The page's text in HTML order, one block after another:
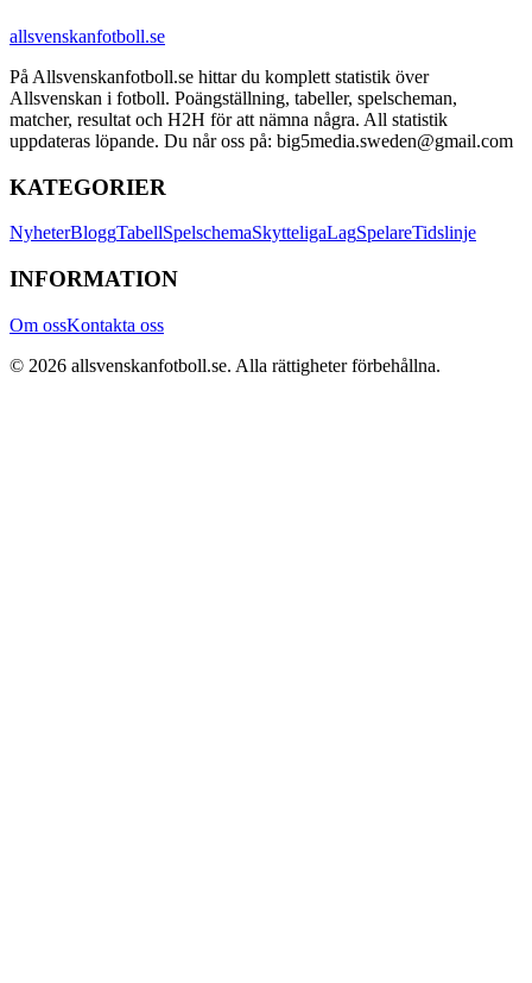
allsvenskanfotboll.se
På Allsvenskanfotboll.se hittar du komplett statistik över
Allsvenskan i fotboll. Poängställning, tabeller, spelscheman,
matcher, resultat och H2H för att nämna några. All statistik
uppdateras löpande. Du når oss på: big5media.sweden@gmail.com
KATEGORIER
NyheterBloggTabellSpelschemaSkytteligaLagSpelareTidslinje
INFORMATION
Om ossKontakta oss
© 2026 allsvenskanfotboll.se. Alla rättigheter förbehållna.